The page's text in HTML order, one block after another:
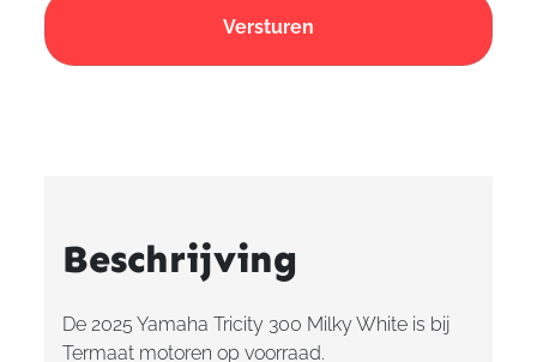
Beschrijving
De 2025 Yamaha Tricity 300 Milky White is bij
Termaat motoren op voorraad.